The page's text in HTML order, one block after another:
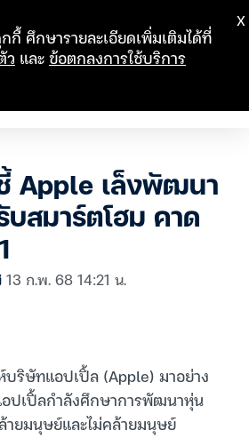
ชี้ Apple เล็งพัฒนา
บสมาร์ตโฮม คาด
13 ก.พ. 68 14:21 น.
บริษัทแอปเปิ้ล (Apple) มาอย่าง
อปเปิ้ลกำลังศึกษาการพัฒนาหุ่น
ยมนุษย์และไม่คล้ายมนุษย์
กี้ ศึกษารายละเอียดเพิ่มเติมได้ที่
ว และข้อตกลงการใช้บริการ
X